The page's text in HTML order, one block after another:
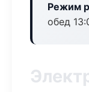
Режим
обед